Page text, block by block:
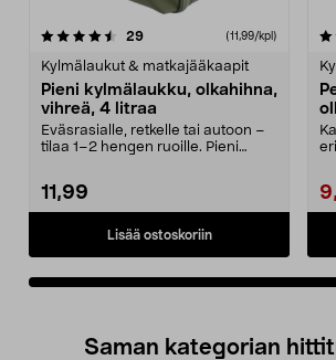
29arvostelut (11,99/kpl)
Kylmälaukut & matkajääkaapit
Pieni kylmälaukku, olkahihna,
vihreä, 4 litraa
Eväsrasialle, retkelle tai autoon –
tilaa 1–2 hengen ruoille. Pieni
11,99
Lisää ostoskoriin
4.5viidestä
Saman kategorian